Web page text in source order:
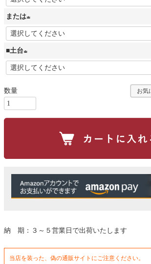
)
または
)
■土台
(
お気
納 期：３～５営業日で出荷いたします
当店を装った、偽の通販サイトにご注意ください。